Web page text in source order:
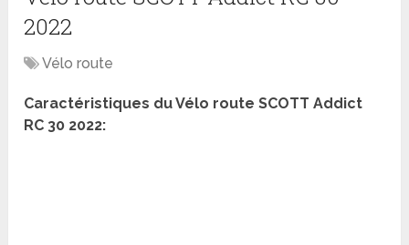
2022
Vélo route
Caractéristiques du Vélo route SCOTT Addict
RC 30 2022: